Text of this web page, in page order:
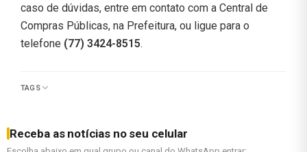
caso de dúvidas, entre em contato com a Central de
Compras Públicas, na Prefeitura, ou ligue para o
telefone (77) 3424-8515.
TAGS
Receba as notícias no seu celular